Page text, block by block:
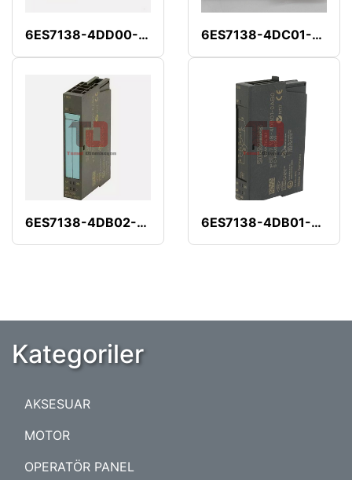
6ES7138-4DD00-0AB0 6ES7138-4DC01-0AB0
6ES7138-4DB02-0AB0 6ES7138-4DB01-0AB0
Kategoriler
AKSESUAR
MOTOR
OPERATÖR PANEL